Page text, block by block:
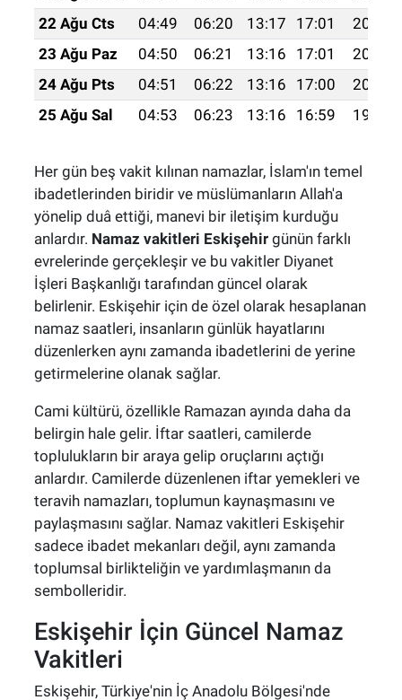
22 Ağu Cts
04:49 06:20 13:17 17:01
20:03
23 Ağu Paz
04:50 06:21 13:16 17:01
20:02
24 Ağu Pts
04:51 06:22 13:16 17:00
20:00
25 Ağu Sal
04:53 06:23 13:16 16:59 19:59
Her gün beş vakit kılınan namazlar, İslam'ın temel
ibadetlerinden biridir ve müslümanların Allah'a
yönelip duâ ettiği, manevi bir iletişim kurduğu
anlardır. Namaz vakitleri Eskişehir günün farklı
evrelerinde gerçekleşir ve bu vakitler Diyanet
İşleri Başkanlığı tarafından güncel olarak
belirlenir. Eskişehir için de özel olarak hesaplanan
namaz saatleri, insanların günlük hayatlarını
düzenlerken aynı zamanda ibadetlerini de yerine
getirmelerine olanak sağlar.
Cami kültürü, özellikle Ramazan ayında daha da
belirgin hale gelir. İftar saatleri, camilerde
toplulukların bir araya gelip oruçlarını açtığı
anlardır. Camilerde düzenlenen iftar yemekleri ve
teravih namazları, toplumun kaynaşmasını ve
paylaşmasını sağlar. Namaz vakitleri Eskişehir
sadece ibadet mekanları değil, aynı zamanda
toplumsal birlikteliğin ve yardımlaşmanın da
sembolleridir.
Eskişehir İçin Güncel Namaz
Vakitleri
Eskişehir, Türkiye'nin İç Anadolu Bölgesi'nde